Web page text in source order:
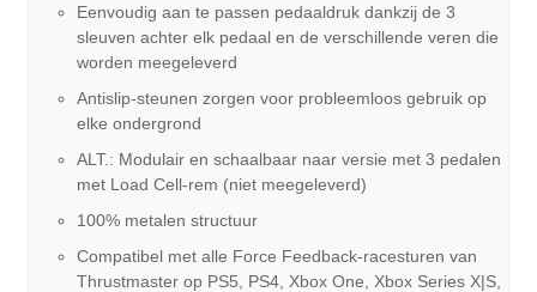
Eenvoudig aan te passen pedaaldruk dankzij de 3
sleuven achter elk pedaal en de verschillende veren die
worden meegeleverd
Antislip-steunen zorgen voor probleemloos gebruik op
elke ondergrond
ALT.: Modulair en schaalbaar naar versie met 3 pedalen
met Load Cell-rem (niet meegeleverd)
100% metalen structuur
Compatibel met alle Force Feedback-racesturen van
Thrustmaster op PS5, PS4, Xbox One, Xbox Series X|S,